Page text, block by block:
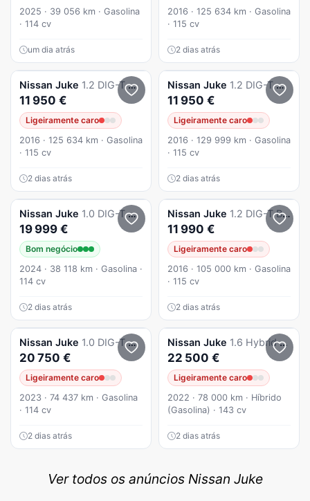
2025 · 39 056 km · Gasolina
· 114 cv
um dia atrás
2016 · 125 634 km · Gasolina
· 115 cv
2 dias atrás
Nissan Juke 1.2 DIG-T Acenta
11 950 €
Ligeiramente caro
2016 · 125 634 km · Gasolina
· 115 cv
2 dias atrás
Nissan Juke 1.2 DIG-T Acenta
11 950 €
Ligeiramente caro
2016 · 129 999 km · Gasolina
· 115 cv
2 dias atrás
Nissan Juke 1.0 DIG-T N-Connecta DCT
19 999 €
Bom negócio
2024 · 38 118 km · Gasolina ·
114 cv
2 dias atrás
Nissan Juke 1.2 DIG-T Black Edition
11 990 €
Ligeiramente caro
2016 · 105 000 km · Gasolina
· 115 cv
2 dias atrás
Nissan Juke 1.0 DIG-T N-Connecta DCT
20 750 €
Ligeiramente caro
2023 · 74 437 km · Gasolina
· 114 cv
2 dias atrás
Nissan Juke 1.6 Hybrid N-Connecta
22 500 €
Ligeiramente caro
2022 · 78 000 km · Híbrido
(Gasolina) · 143 cv
2 dias atrás
Ver todos os anúncios Nissan Juke